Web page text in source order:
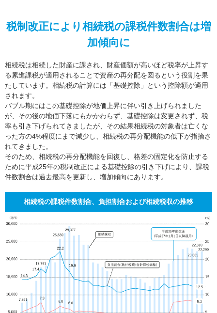
税制改正により相続税の課税件数割合は増
加傾向に
相続税は相続した財産に課され、財産価額が高いほど税率が上昇す
る累進課税が適用されることで資産の再分配を図るという役割を果
たしています。相続税の計算には「基礎控除」という控除額が適用
されます。
バブル期にはこの基礎控除が地価上昇に伴い引き上げられました
が、その後の地価下落にもかかわらず、基礎控除は変更されず、税
率も引き下げられてきましたが、その結果相続税の対象者は亡くな
った方の4%程度にまで減少し、相続税の再分配機能の低下が指摘さ
れてきました。
そのため、相続税の再分配機能を回復し、格差の固定化を防止する
ために平成25年の税制改正による基礎控除の引き下げにより、課税
件数割合は過去最高を更新し、増加傾向にあります。
相続税の課税件数割合、負担割合および相続税収の推移